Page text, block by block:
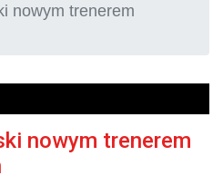
nowym trenerem
nowym trenerem